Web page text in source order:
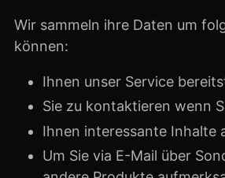
Wir sammeln ihre Daten um
können:
Ihnen unser Service
Sie zu kontaktieren wenn
Ihnen interessante Inhalte
Um Sie via E-Mail über